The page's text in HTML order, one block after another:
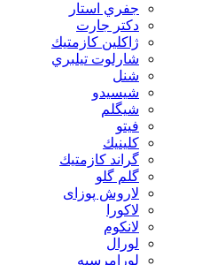
جفري استار
دكتر جارت
ژاكلين كازمتيك
شارلوت تيلبري
شنل
شيسيدو
شیگلم
فيتو
كلينيك
گراند كازمتيك
گلم گلو
لاروش پوزای
لاكورا
لانكوم
لورال
لورامرسيه